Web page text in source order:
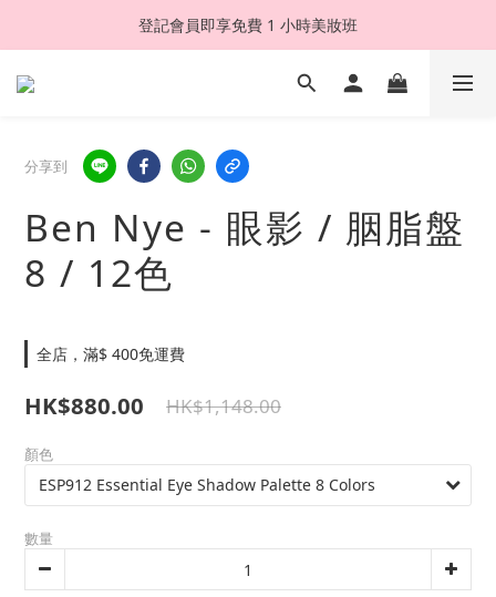
登記會員即享免費 1 小時美妝班
分享到
Ben Nye - 眼影 / 胭脂盤
8 / 12色
全店，滿$ 400免運費
HK$1,148.00
HK$880.00
顏色
數量